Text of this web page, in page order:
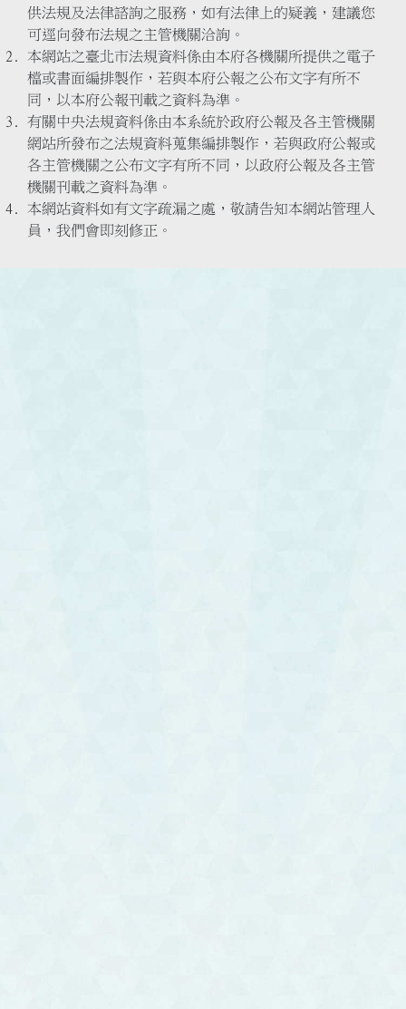
供法規及法律諮詢之服務，如有法律上的疑義，建議您
可逕向發布法規之主管機關洽詢。
本網站之臺北市法規資料係由本府各機關所提供之電子
檔或書面編排製作，若與本府公報之公布文字有所不
同，以本府公報刊載之資料為準。
有關中央法規資料係由本系統於政府公報及各主管機關
網站所發布之法規資料蒐集編排製作，若與政府公報或
各主管機關之公布文字有所不同，以政府公報及各主管
機關刊載之資料為準。
本網站資料如有文字疏漏之處，敬請告知本網站管理人
員，我們會即刻修正。